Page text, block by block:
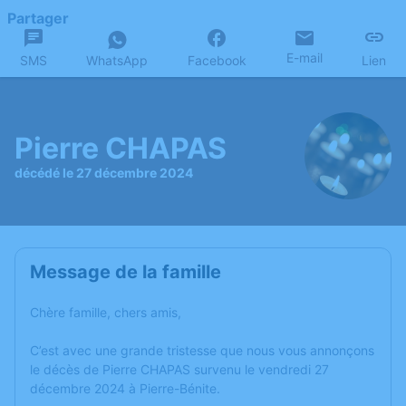
Partager
SMS WhatsApp Facebook E-mail Lien
Pierre CHAPAS
décédé le 27 décembre 2024
Message de la famille
Chère famille, chers amis,
C’est avec une grande tristesse que nous vous annonçons
le décès de Pierre CHAPAS survenu le vendredi 27
décembre 2024 à Pierre-Bénite.